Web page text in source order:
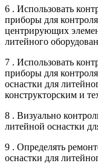
6 . Использовать
приборы для
центрирующих
литейного
7 . Использовать
приборы для
оснастки для
конструкторским и
8 . Визуально
литейной оснастки
9 . Определять
оснастки для